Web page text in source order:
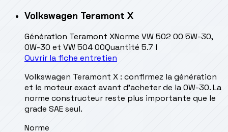
Volkswagen Teramont X
Génération Teramont XNorme VW 502 00 5W-30,
0W-30 et VW 504 00Quantité 5.7 l
Ouvrir la fiche entretien
Volkswagen Teramont X : confirmez la génération
et le moteur exact avant d’acheter de la 0W-30. La
norme constructeur reste plus importante que le
grade SAE seul.
Norme